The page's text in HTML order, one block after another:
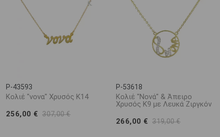
P-43593
Κολιέ "νονα" Χρυσός Κ14
256,00 € 307,00 €
P-53618
Κολιέ "Νονά" & Άπειρο
Χρυσός Κ9 με Λευκά Ζιργκόν
266,00 € 319,00 €